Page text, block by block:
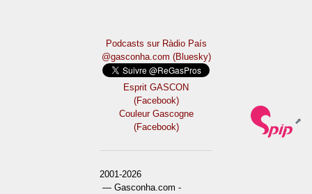
Podcasts sur Ràdio País
@gasconha.com (Bluesky)
Esprit GASCON
(Facebook)
Couleur Gascogne
(Facebook)
2001-2026
— Gasconha.com -